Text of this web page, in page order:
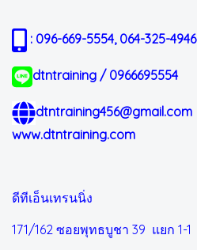
: 096-669-5554, 064-325-4946
dtntraining / 0966695554
dtntraining456@gmail.com
www.dtntraining.com
ดีทีเอ็นเทรนนิ่ง
171/162 ซอยพุทธบูชา 39 แยก 1-1